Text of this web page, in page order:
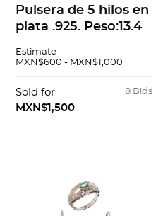
Pulsera de 5 hilos en
plata .925. Peso:13.4
Estimate
MXN$600 - MXN$1,000
8 Bids
Sold for
MXN$1,500